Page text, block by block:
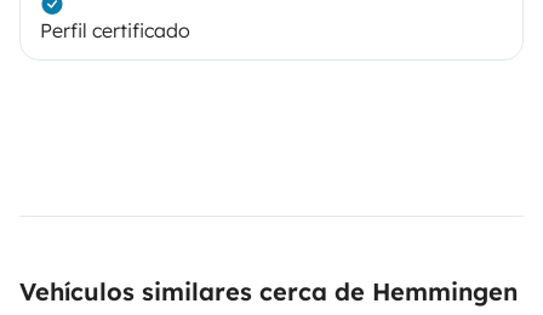
Perfil certificado
Vehículos similares cerca de Hemmingen